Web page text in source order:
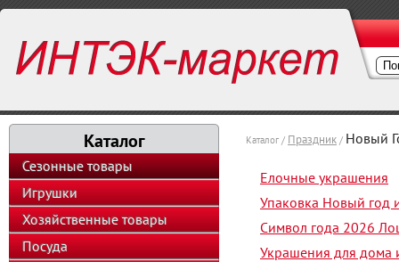
Каталог
Сезонные товары
Игрушки
Хозяйственные товары
Посуда
Каталог / Праздник / Новый
Елочные украшения
Упаковка Новый год
Символ года 2026
Украшения для дома